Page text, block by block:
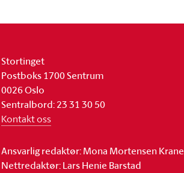
Stortinget
Postboks 1700 Sentrum
0026 Oslo
Sentralbord: 23 31 30 50
Kontakt oss
Ansvarlig redaktør: Mona Mortensen Krane
Nettredaktør: Lars Henie Barstad